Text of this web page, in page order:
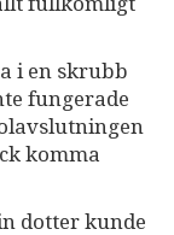
i en skrubb
fungerade
komma
dotter kunde